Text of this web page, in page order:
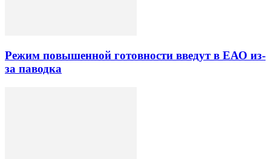
Режим повышенной готовности введут в ЕАО из-
за паводка